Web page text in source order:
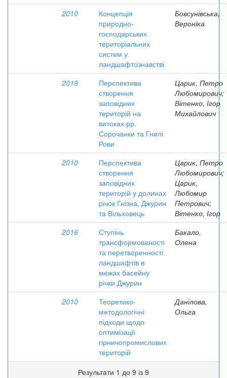
2010
Концепція
природно-
господарських
територіальних
систем у
ландшафтознавстві
Бовсунівська,
Вероніка
2019
Перспектива
створення
заповідних
територій на
витоках рр.
Сорочанки та Гнилі
Рови
Царик, Петро
Любомирович;
Вітенко, Ігор
Михайлович
2010
Перспектива
створення
заповідних
територій у долинах
річок Гнізна, Джурин
та Вільховець
Царик, Петро
Любомирович;
Царик,
Любомир
Петрович;
Вітенко, Ігор
2016
Ступінь
трансформованості
та перетворенності
ландшафтів в
межах басейну
річки Джурин
Бакало,
Олена
2010
Теоретико-
методологічні
підходи щодо
оптимізації
гірничопромислових
територій
Данілова,
Ольга
Результати 1 до 9 із 9